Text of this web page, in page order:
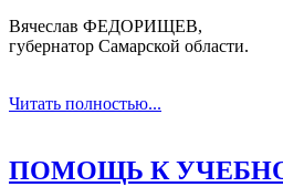
Вячеслав ФЕДОРИЩЕВ,
губернатор Самарской области.
Читать полностью...
ПОМОЩЬ К